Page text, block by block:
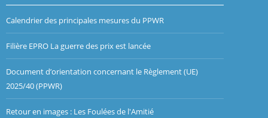
Calendrier des principales mesures du PPWR
Filière EPRO La guerre des prix est lancée
Document d’orientation concernant le Règlement (UE)
2025/40 (PPWR)
Retour en images : Les Foulées de l'Amitié